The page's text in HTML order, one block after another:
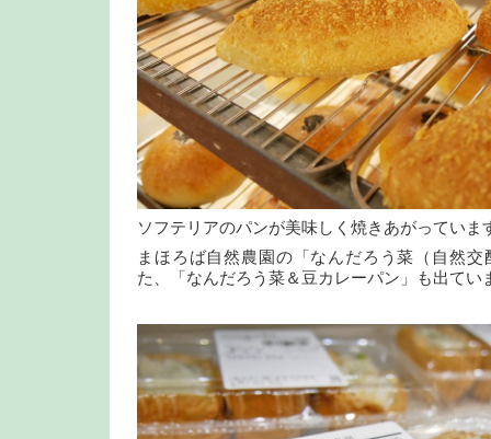
ソフテリアのパンが美味しく焼きあがっていま
まほろば自然農園の「なんだろう菜（自然
た、「なんだろう菜＆豆カレーパン」も出てい